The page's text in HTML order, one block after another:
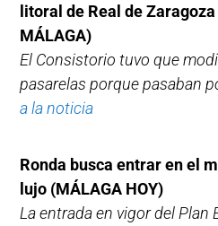
litoral de Real de Zaragoza
MÁLAGA)
El Consistorio tuvo que
pasarelas porque pasaban
a la noticia
Ronda busca entrar en el
lujo (MÁLAGA HOY)
La entrada en vigor del Plan